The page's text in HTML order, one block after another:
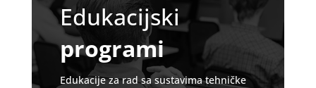
Edukacijski
programi
Edukacije za rad sa sustavima tehničke